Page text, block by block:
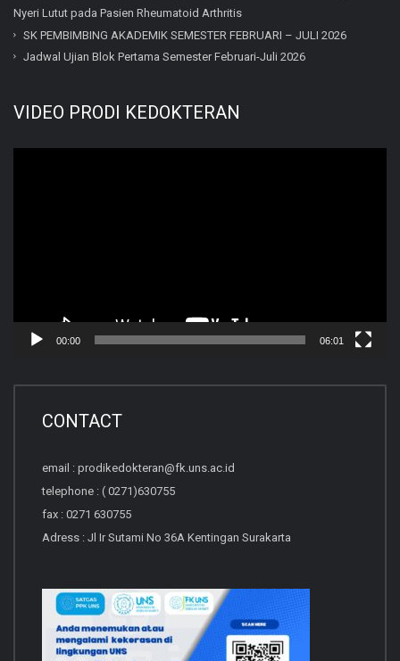
Nyeri Lutut pada Pasien Rheumatoid Arthritis
SK PEMBIMBING AKADEMIK SEMESTER FEBRUARI – JULI 2026
Jadwal Ujian Blok Pertama Semester Februari-Juli 2026
VIDEO PRODI KEDOKTERAN
00:00 06:01
CONTACT
email : prodikedokteran@fk.uns.ac.id
telephone : ( 0271)630755
fax : 0271 630755
Adress : Jl Ir Sutami No 36A Kentingan Surakarta